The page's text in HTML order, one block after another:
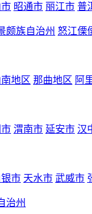
昭通市 丽江市 普
颇族自治州 怒江傈
地区 那曲地区 阿
渭南市 延安市 汉
银市 天水市 武威市
治州